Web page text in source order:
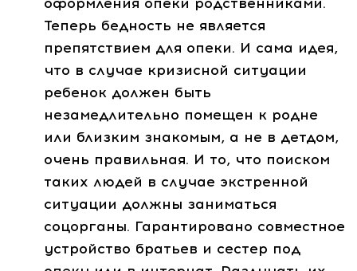
Теперь бедность не является
препятствием для опеки. И сама идея,
что в случае кризисной ситуации
ребенок должен быть
незамедлительно помещен к родне
или близким знакомым, а не в детдом,
очень правильная. И то, что поиском
таких людей в случае экстренной
ситуации должны заниматься
соцорганы. Гарантировано совместное
устройство братьев и сестер под